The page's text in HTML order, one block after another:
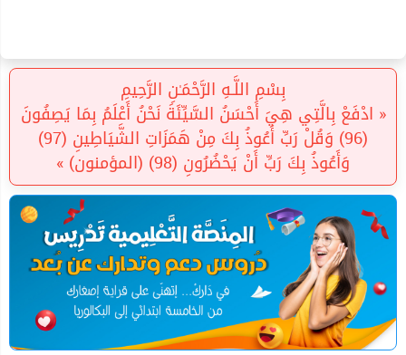
بِسْمِ اللَّـهِ الرَّحْمَـٰنِ الرَّحِيمِ
« ادْفَعْ بِالَّتِي هِيَ أَحْسَنُ السَّيِّئَةَ نَحْنُ أَعْلَمُ بِمَا يَصِفُونَ
(96) وَقُلْ رَبِّ أَعُوذُ بِكَ مِنْ هَمَزَاتِ الشَّيَاطِينِ (97)
وَأَعُوذُ بِكَ رَبِّ أَنْ يَحْضُرُونِ (98) (المؤمنون) »